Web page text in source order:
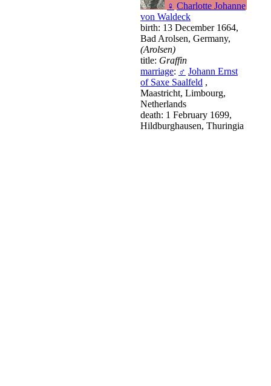
♀ Charlotte Johanne
von Waldeck
birth: 13 December 1664,
Bad Arolsen, Germany,
(Arolsen)
title: Graffin
marriage: ♂ Johann Ernst
of Saxe Saalfeld ,
Maastricht, Limbourg,
Netherlands
death: 1 February 1699,
Hildburghausen, Thuringia